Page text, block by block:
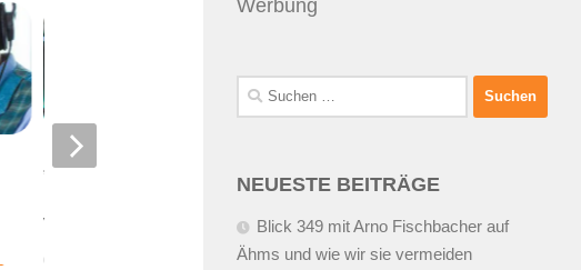
„Making of“ Soundlogo
Mercedes Benz oder ein Viral
von VW?
05.02.2008 ALEX WUNSCHEL
iPod…
25.02.2008VONALEX
Werbung
Suchen
nach:
NEUESTE BEITRÄGE
Blick 349 mit Arno Fischbacher auf
Ähms und wie wir sie vermeiden